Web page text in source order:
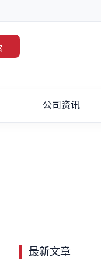
公司资讯
最新文章